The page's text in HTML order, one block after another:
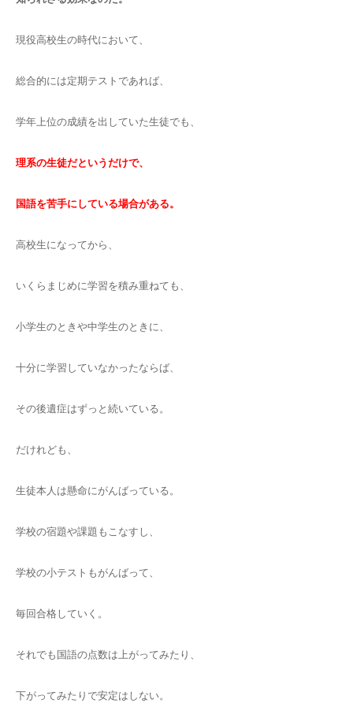
現役高校生の時代において、
総合的には定期テストであれば、
学年上位の成績を出していた生徒でも、
理系の生徒だというだけで、
国語を苦手にしている場合がある。
高校生になってから、
いくらまじめに学習を積み重ねても、
小学生のときや中学生のときに、
十分に学習していなかったならば、
その後遺症はずっと続いている。
だけれども、
生徒本人は懸命にがんばっている。
学校の宿題や課題もこなすし、
学校の小テストもがんばって、
毎回合格していく。
それでも国語の点数は上がってみたり、
下がってみたりで安定はしない。